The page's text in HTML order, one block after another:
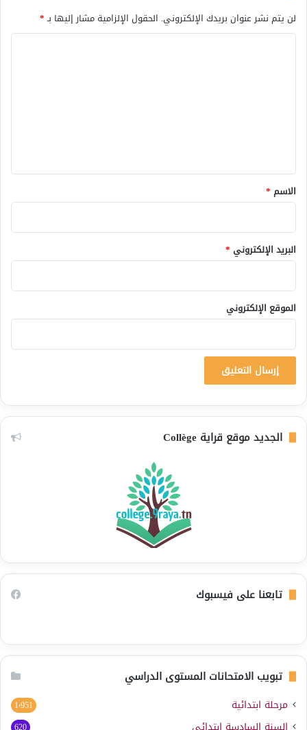
لن يتم نشر عنوان بريدك الإلكتروني. الحقول الإلزامية مشار إليها بـ*
*
الاسم *
البريد الإلكتروني *
الموقع الإلكتروني
الجديد موقع قراية Collège
تابعنا على فيسبوك
تبويب الامتحانات المستوى الدراسي
مرحلة ابتدائية 1٬951